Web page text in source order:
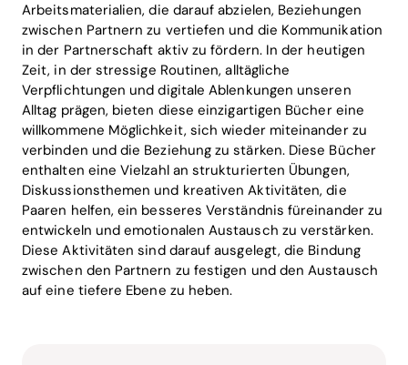
Arbeitsmaterialien, die darauf abzielen, Beziehungen
zwischen Partnern zu vertiefen und die Kommunikation
in der Partnerschaft aktiv zu fördern. In der heutigen
Zeit, in der stressige Routinen, alltägliche
Verpflichtungen und digitale Ablenkungen unseren
Alltag prägen, bieten diese einzigartigen Bücher eine
willkommene Möglichkeit, sich wieder miteinander zu
verbinden und die Beziehung zu stärken. Diese Bücher
enthalten eine Vielzahl an strukturierten Übungen,
Diskussionsthemen und kreativen Aktivitäten, die
Paaren helfen, ein besseres Verständnis füreinander zu
entwickeln und emotionalen Austausch zu verstärken.
Diese Aktivitäten sind darauf ausgelegt, die Bindung
zwischen den Partnern zu festigen und den Austausch
auf eine tiefere Ebene zu heben.